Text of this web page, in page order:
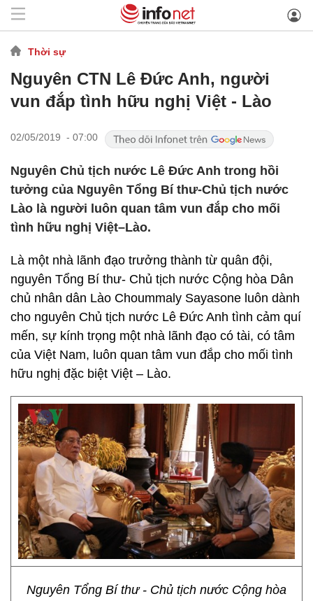
Thời sự
Nguyên CTN Lê Đức Anh, người
vun đắp tình hữu nghị Việt - Lào
02/05/2019 - 07:00
Nguyên Chủ tịch nước Lê Đức Anh trong hồi
tưởng của Nguyên Tổng Bí thư-Chủ tịch nước
Lào là người luôn quan tâm vun đắp cho mối
tình hữu nghị Việt–Lào.
Là một nhà lãnh đạo trưởng thành từ quân đội,
nguyên Tổng Bí thư- Chủ tịch nước Cộng hòa Dân
chủ nhân dân Lào Choummaly Sayasone luôn dành
cho nguyên Chủ tịch nước Lê Đức Anh tình cảm quí
mến, sự kính trọng một nhà lãnh đạo có tài, có tâm
của Việt Nam, luôn quan tâm vun đắp cho mối tình
hữu nghị đặc biệt Việt – Lào.
Nguyên Tổng Bí thư - Chủ tịch nước Cộng hòa